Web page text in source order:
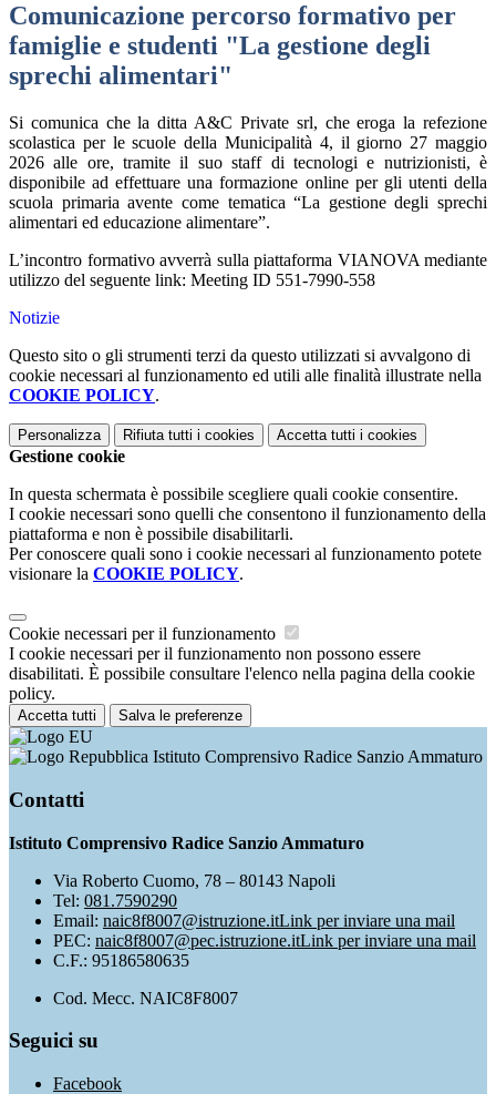
Comunicazione percorso formativo per
famiglie e studenti "La gestione degli
sprechi alimentari"
Si comunica che la ditta A&C Private srl, che eroga la refezione
scolastica per le scuole della Municipalità 4, il giorno 27 maggio
2026 alle ore, tramite il suo staff di tecnologi e nutrizionisti, è
disponibile ad effettuare una formazione online per gli utenti della
scuola primaria avente come tematica “La gestione degli sprechi
alimentari ed educazione alimentare”.
L’incontro formativo avverrà sulla piattaforma VIANOVA mediante
utilizzo del seguente link: Meeting ID 551-7990-558
Notizie
Questo sito o gli strumenti terzi da questo utilizzati si avvalgono di
cookie necessari al funzionamento ed utili alle finalità illustrate nella
COOKIE POLICY.
Personalizza Rifiuta tutti i cookies Accetta tutti i cookies
Gestione cookie
In questa schermata è possibile scegliere quali cookie consentire.
I cookie necessari sono quelli che consentono il funzionamento della
piattaforma e non è possibile disabilitarli.
Per conoscere quali sono i cookie necessari al funzionamento potete
visionare la COOKIE POLICY.
Cookie necessari per il funzionamento
I cookie necessari per il funzionamento non possono essere
disabilitati. È possibile consultare l'elenco nella pagina della cookie
policy.
Accetta tutti Salva le preferenze
Istituto Comprensivo Radice Sanzio Ammaturo
Contatti
Istituto Comprensivo Radice Sanzio Ammaturo
Via Roberto Cuomo, 78 – 80143 Napoli
Tel: 081.7590290
Email: naic8f8007@istruzione.itLink per inviare una mail
PEC: naic8f8007@pec.istruzione.itLink per inviare una mail
C.F.: 95186580635
Cod. Mecc. NAIC8F8007
Seguici su
Facebook